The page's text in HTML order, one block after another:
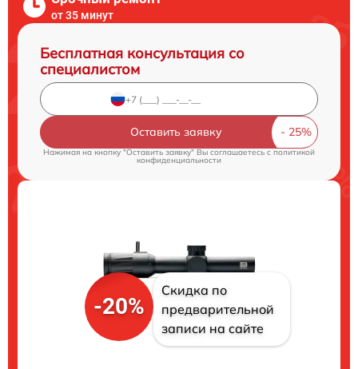
от 35 минут
Бесплатная консультация со
специалистом
Оставить заявку
Нажимая на кнопку "Оставить заявку" Вы соглашаетесь cполитикой
конфиденциальности
-20%
Скидка по
предварительной
записи на сайте